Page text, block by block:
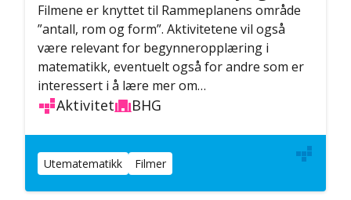
Filmene er knyttet til Rammeplanens område
”antall, rom og form”. Aktivitetene vil også
være relevant for begynneropplæring i
matematikk, eventuelt også for andre som er
interessert i å lære mer om…
Aktivitet BHG
Utematematikk Filmer